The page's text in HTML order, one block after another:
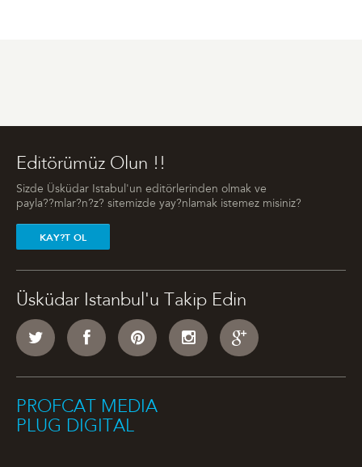
Editörümüz Olun !!
Sizde Üsküdar Istabul'un editörlerinden olmak ve
payla??mlar?n?z? sitemizde yay?nlamak istemez misiniz?
KAY?T OL
Üsküdar Istanbul'u Takip Edin
PROFCAT MEDIA
PLUG DIGITAL